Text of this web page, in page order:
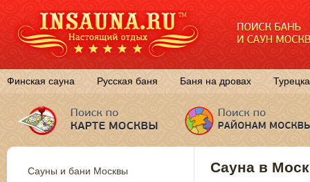
Финская сауна Русская баня Баня на дровах
Сауна в
Сауны и бани Москвы